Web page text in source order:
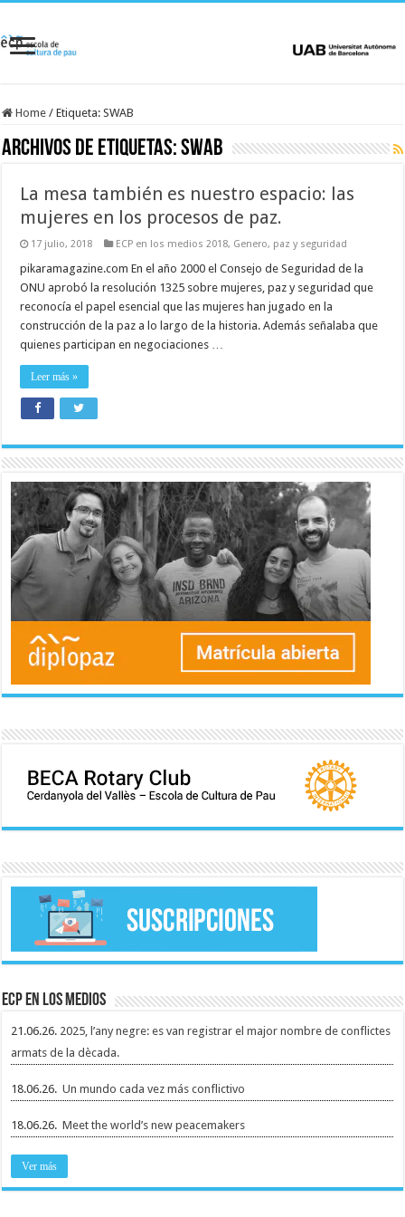
Home / Etiqueta:SWAB
Archivos de etiquetas:SWAB
La mesa también es nuestro espacio: las
mujeres en los procesos de paz.
17 julio, 2018 ECP en los medios 2018, Genero, paz y seguridad
pikaramagazine.com En el año 2000 el Consejo de Seguridad de la
ONU aprobó la resolución 1325 sobre mujeres, paz y seguridad que
reconocía el papel esencial que las mujeres han jugado en la
construcción de la paz a lo largo de la historia. Además señalaba que
quienes participan en negociaciones …
Leer más »
ECP en los medios
21.06.26. 2025, l’any negre: es van registrar el major nombre de conflictes
armats de la dècada.
18.06.26.Un mundo cada vez más conflictivo
18.06.26.Meet the world’s new peacemakers
Ver más